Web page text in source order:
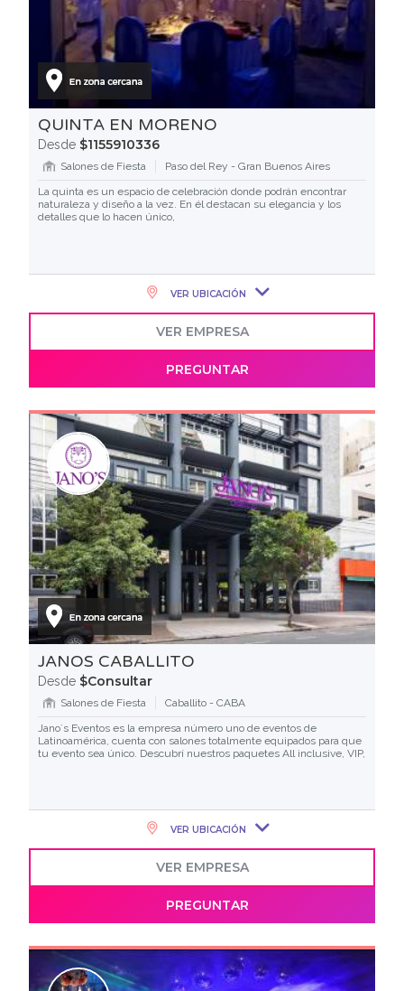
QUINTA EN MORENO
Desde $1155910336
Salones de Fiesta
Paso del Rey - Gran Buenos Aires
La quinta es un espacio de celebración donde podrán encontrar
naturaleza y diseño a la vez. En él destacan su elegancia y los
detalles que lo hacen único,
VER UBICACIÓN
VER EMPRESA
PREGUNTAR
JANOS CABALLITO
Desde $Consultar
Salones de Fiesta
Caballito - CABA
Jano´s Eventos es la empresa número uno de eventos de
Latinoamérica, cuenta con salones totalmente equipados para que
tu evento sea único. Descubrí nuestros paquetes All inclusive, VIP,
VER UBICACIÓN
VER EMPRESA
PREGUNTAR